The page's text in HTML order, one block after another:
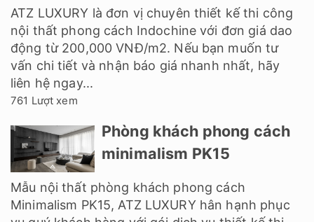
ATZ LUXURY là đơn vị chuyên thiết kế thi công
nội thất phong cách Indochine với đơn giá dao
động từ 200,000 VNĐ/m2. Nếu bạn muốn tư
vấn chi tiết và nhận báo giá nhanh nhất, hãy
liên hệ ngay...
761 Lượt xem
Phòng khách phong cách
minimalism PK15
Mẫu nội thất phòng khách phong cách
Minimalism PK15, ATZ LUXURY hân hạnh phục